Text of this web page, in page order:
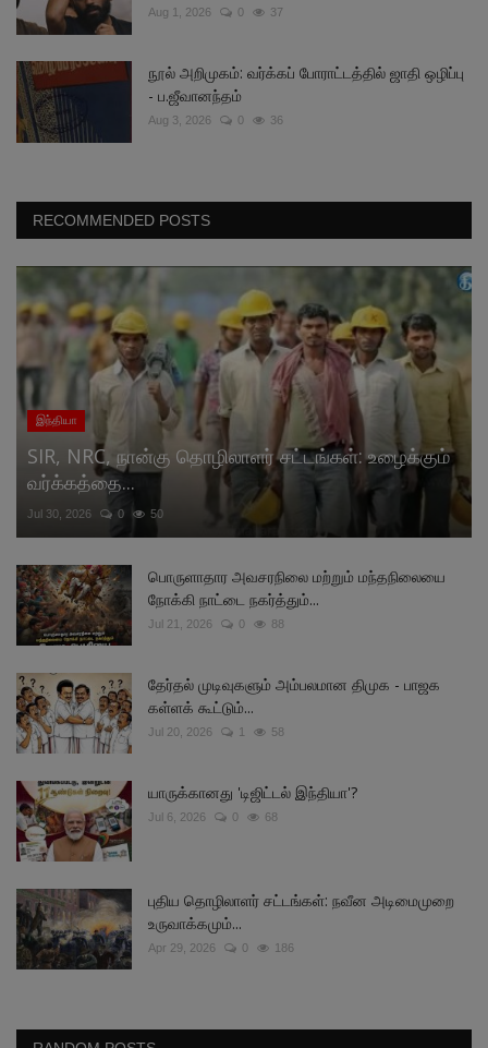
Aug 1, 2026 0 37
நூல் அறிமுகம்: வர்க்கப் போராட்டத்தில் ஜாதி ஒழிப்பு
- ப.ஜீவானந்தம்
Aug 3, 2026 0 36
RECOMMENDED POSTS
இந்தியா
SIR, NRC, நான்கு தொழிலாளர் சட்டங்கள்: உழைக்கும்
வர்க்கத்தை...
Jul 30, 2026 0 50
பொருளாதார அவசரநிலை மற்றும் மந்தநிலையை
நோக்கி நாட்டை நகர்த்தும்...
Jul 21, 2026 0 88
தேர்தல் முடிவுகளும் அம்பலமான திமுக - பாஜக
கள்ளக் கூட்டும்...
Jul 20, 2026 1 58
யாருக்கானது 'டிஜிட்டல் இந்தியா'?
Jul 6, 2026 0 68
புதிய தொழிலாளர் சட்டங்கள்: நவீன அடிமைமுறை
உருவாக்கமும்...
Apr 29, 2026 0 186